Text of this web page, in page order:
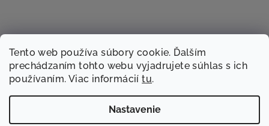
Tento web používa súbory cookie. Ďalším
prechádzaním tohto webu vyjadrujete súhlas s ich
používaním. Viac informáciítu.
Nastavenie
Sledovať na Instagrame